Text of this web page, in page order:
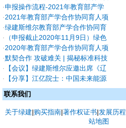
排名前三！（入选四项，共85个）
目申报文件汇总
·申报操作流程-2021年教育部产学
合作协同育人项目绿色建筑方向
·2021年教育部产学合作协同育人项
目申报指南
·绿建斯维尔教育部产学合作协同育
人项目落户浙江大学
·
（申报截止2020年11月9日）绿色
建筑方向教育部2020年第一批产学
合作协同育人项目申报指南
·2020年教育部产学合作协同育人项
目申报指南
·默契合作 攻破难关 | 揭秘标准科技
创新奖光环背后
·
【会议】绿建斯维尔应邀出席《辽
宁省绿色建筑条例》《沈阳市住宅
建筑绿色设计标准》宣贯及相关技
术培训
·
【分享】江亿院士：中国未来能源
情景与建筑低碳发展路径
联系我们
关于绿建|购买指南|著作权证书|发展历程
站地图